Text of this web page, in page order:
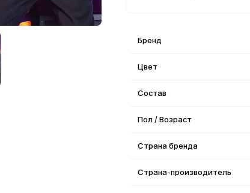
Бренд
Цвет
Состав
Пол / Возраст
Страна бренда
Страна-производитель